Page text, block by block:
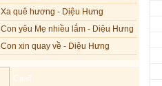
Xa quê hương - Diệu Hưng
Con yêu Mẹ nhiều lắm - Diệu Hưng
Con xin quay về - Diệu Hưng
Nếu xa Phật - Diệu Hưng
Ca sĩ